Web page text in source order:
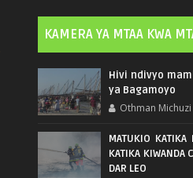
KAMERA YA MTAA KWA
Hivi ndivyo
ya Bagamoyo
Othman Michuzi
MATUKIO KATIKA
KATIKA KIWANDA
DAR LEO